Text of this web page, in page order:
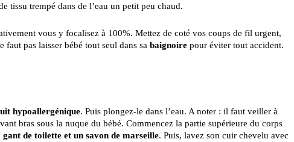
tissu trempé dans de l’eau un petit peu chaud.
vous y focalisez à 100%. Mettez de coté vos coups de fil urgent,
pas laisser bébé tout seul dans sa baignoire pour éviter tout accident.
hypoallergénique. Puis plongez-le dans l’eau. A noter : il faut veiller à
bras sous la nuque du bébé. Commencez la partie supérieure du corps
gant de toilette et un savon de marseille. Puis, lavez son cuir chevelu avec